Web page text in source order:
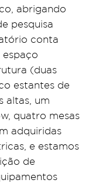
abrigando
pesquisa
conta
(duas
estantes de
altas, um
quatro mesas
adquiridas
e estamos
de